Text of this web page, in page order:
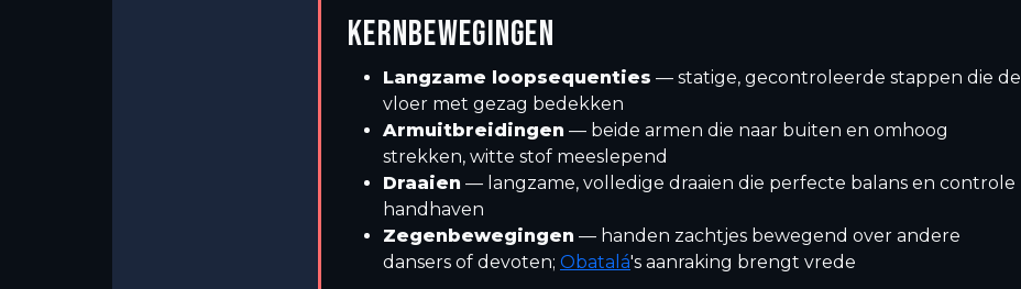
KERNBEWEGINGEN
Langzame loopsequenties — statige, gecontroleerde stappen die de
vloer met gezag bedekken
Armuitbreidingen — beide armen die naar buiten en omhoog
strekken, witte stof meeslepend
Draaien — langzame, volledige draaien die perfecte balans en controle
handhaven
Zegenbewegingen — handen zachtjes bewegend over andere
dansers of devoten; Obatalá's aanraking brengt vrede